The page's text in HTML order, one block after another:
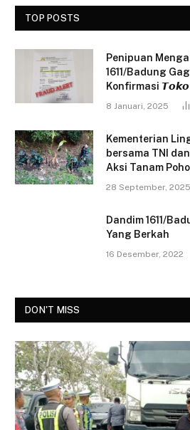
TOP POSTS
Penipuan
1611/Badung
Konfirmasi 𝙏𝙤𝙠𝙤
8 Januari, 2025
Kementerian
bersama TNI
Aksi Tanam
28 September, 2025
Dandim 1611/
Yang Berkah
16 Desember, 2022
DON'T MISS